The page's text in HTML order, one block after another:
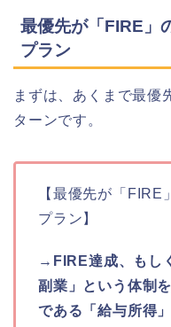
最優先が「FIRE」
プラン
まずは、あくまで最優
ターンです。
【最優先が「FIRE
プラン】
→ FIRE達成、もし
副業」という体制
である「給与所得